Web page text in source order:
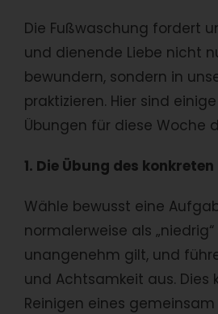
Die Fußwaschung fordert
und dienende Liebe nicht
bewundern, sondern in
praktizieren. Hier sind
Übungen für diese Woche
1. Die Übung des konkreten
Wähle bewusst eine
normalerweise als
unangenehm gilt, und
und Achtsamkeit aus. Dies
Reinigen eines